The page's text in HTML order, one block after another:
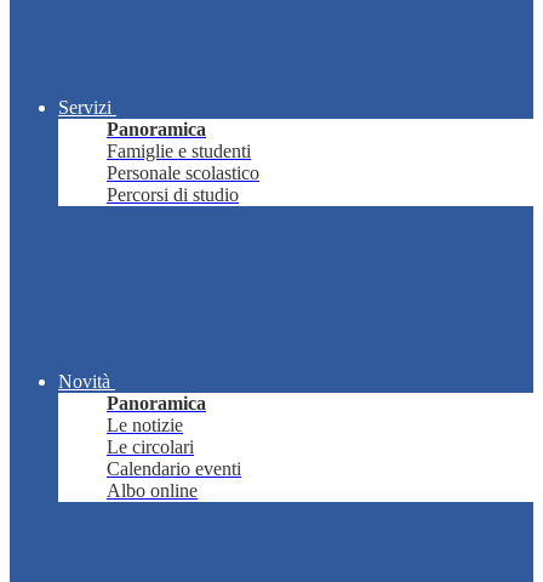
Servizi
Panoramica
Famiglie e studenti
Personale scolastico
Percorsi di studio
Novità
Panoramica
Le notizie
Le circolari
Calendario eventi
Albo online